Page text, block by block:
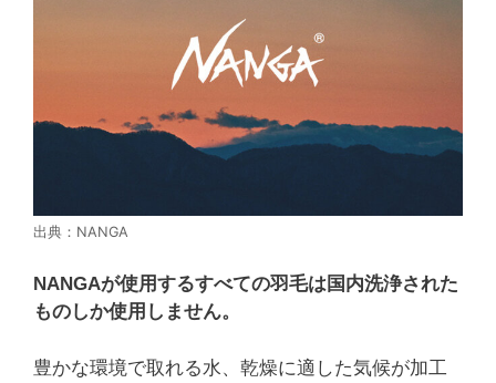
出典：NANGA
NANGAが使用するすべての羽毛は国内洗浄された
ものしか使用しません。
豊かな環境で取れる水、乾燥に適した気候が加工